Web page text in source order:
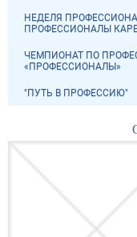
НЕДЕЛЯ
ПРОФЕССИОНАЛЫ
ЧЕМПИОНАТ ПО
«ПРОФЕССИОНАЛЫ»
"ПУТЬ В ПРОФЕССИЮ"